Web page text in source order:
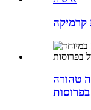
טהורה